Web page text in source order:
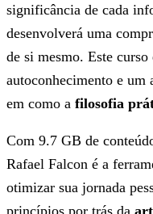
significância de cada
desenvolverá uma
de si mesmo. Este
autoconhecimento e
em como a filosofia
Com 9.7 GB de
Rafael Falcon é a
otimizar sua jornada